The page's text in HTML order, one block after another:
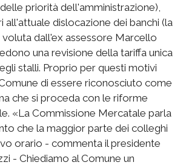
priorità dell'amministrazione),
all'attuale dislocazione dei banchi (la
dall'ex assessore Marcello
una revisione della tariffa unica
stalli. Proprio per questi motivi
di essere riconosciuto come
che si proceda con le riforme
«La Commissione Mercatale parla
che la maggior parte dei colleghi
orario - commenta il presidente
- Chiediamo al Comune un